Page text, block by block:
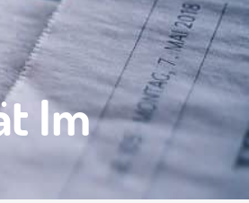
SONDERMASCHINEN
Im